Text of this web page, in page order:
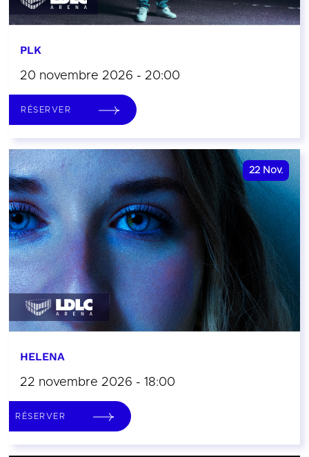
PLK
20 novembre 2026 - 20:00
RÉSERVER
22 Nov.
HELENA
22 novembre 2026 - 18:00
RÉSERVER